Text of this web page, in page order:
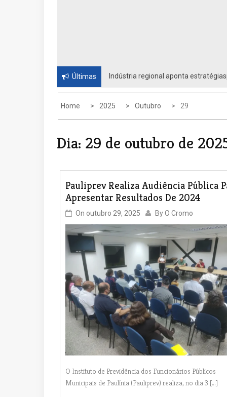
Últimas
Indústria regional aponta
Home 2025 Outubro 29
Dia: 29 de outubro de
Pauliprev Realiza Audiência Pública
Apresentar Resultados De 2024
On outubro 29, 2025 ByO Cromo
O Instituto de Previdência dos Funcionários Públicos
Municipais de Paulínia (Pauliprev) realiza, no dia 3 […]